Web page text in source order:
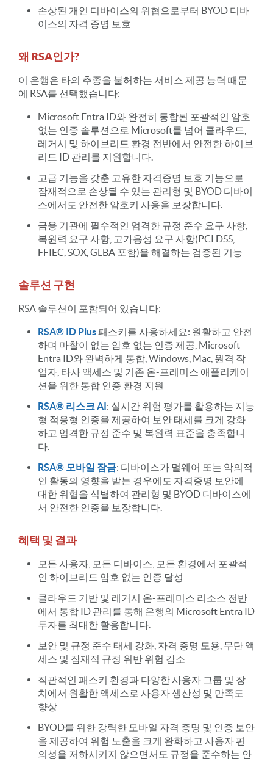
손상된 개인 디바이스의 위협으로부터 BYOD 디바
이스의 자격 증명 보호
왜 RSA인가?
이 은행은 타의 추종을 불허하는 서비스 제공 능력 때문
에 RSA를 선택했습니다:
Microsoft Entra ID와 완전히 통합된 포괄적인 암호
없는 인증 솔루션으로 Microsoft를 넘어 클라우드,
레거시 및 하이브리드 환경 전반에서 안전한 하이브
리드 ID 관리를 지원합니다.
고급 기능을 갖춘 고유한 자격증명 보호 기능으로
잠재적으로 손상될 수 있는 관리형 및 BYOD 디바이
스에서도 안전한 암호키 사용을 보장합니다.
금융 기관에 필수적인 엄격한 규정 준수 요구 사항,
복원력 요구 사항, 고가용성 요구 사항(PCI DSS,
FFIEC, SOX, GLBA 포함)을 해결하는 검증된 기능
솔루션 구현
RSA 솔루션이 포함되어 있습니다:
RSA® ID Plus패스키를 사용하세요: 원활하고 안전
하며 마찰이 없는 암호 없는 인증 제공, Microsoft
Entra ID와 완벽하게 통합, Windows, Mac, 원격 작
업자, 타사 액세스 및 기존 온-프레미스 애플리케이
션을 위한 통합 인증 환경 지원
RSA® 리스크 AI: 실시간 위험 평가를 활용하는 지능
형 적응형 인증을 제공하여 보안 태세를 크게 강화
하고 엄격한 규정 준수 및 복원력 표준을 충족합니
다.
RSA® 모바일 잠금: 디바이스가 멀웨어 또는 악의적
인 활동의 영향을 받는 경우에도 자격증명 보안에
대한 위협을 식별하여 관리형 및 BYOD 디바이스에
서 안전한 인증을 보장합니다.
혜택 및 결과
모든 사용자, 모든 디바이스, 모든 환경에서 포괄적
인 하이브리드 암호 없는 인증 달성
클라우드 기반 및 레거시 온-프레미스 리소스 전반
에서 통합 ID 관리를 통해 은행의 Microsoft Entra ID
투자를 최대한 활용합니다.
보안 및 규정 준수 태세 강화, 자격 증명 도용, 무단 액
세스 및 잠재적 규정 위반 위험 감소
직관적인 패스키 환경과 다양한 사용자 그룹 및 장
치에서 원활한 액세스로 사용자 생산성 및 만족도
향상
BYOD를 위한 강력한 모바일 자격 증명 및 인증 보안
을 제공하여 위험 노출을 크게 완화하고 사용자 편
의성을 저하시키지 않으면서도 규정을 준수하는 안